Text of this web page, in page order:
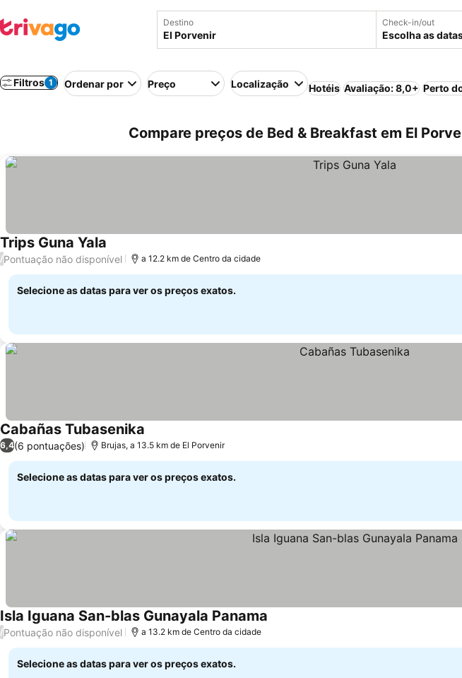
Destino Check-in/out
Escolha as
Filtros 1 Ordenar por Preço Localização Hotéis Avaliação: 8,0+ Perto
Compare preços de Bed & Breakfast em El
Trips Guna Yala
/Pontuação não disponível a 12.2 km de Centro da cidade
Selecione as datas para ver os preços exatos.
Cabañas Tubasenika
6,4(6 pontuações) Brujas, a 13.5 km de El Porvenir
Selecione as datas para ver os preços exatos.
Isla Iguana San-blas Gunayala Panama
/Pontuação não disponível a 13.2 km de Centro da cidade
Selecione as datas para ver os preços exatos.